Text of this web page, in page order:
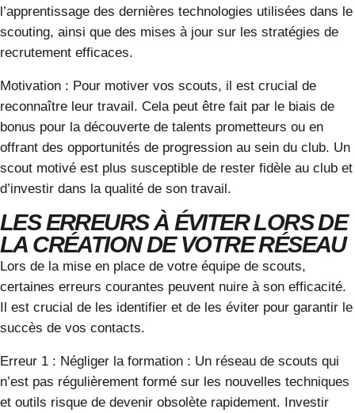
l’apprentissage des dernières technologies utilisées dans le
scouting, ainsi que des mises à jour sur les stratégies de
recrutement efficaces.
Motivation : Pour motiver vos scouts, il est crucial de
reconnaître leur travail. Cela peut être fait par le biais de
bonus pour la découverte de talents prometteurs ou en
offrant des opportunités de progression au sein du club. Un
scout motivé est plus susceptible de rester fidèle au club et
d’investir dans la qualité de son travail.
LES ERREURS À ÉVITER LORS DE
LA CRÉATION DE VOTRE RÉSEAU
Lors de la mise en place de votre équipe de scouts,
certaines erreurs courantes peuvent nuire à son efficacité.
Il est crucial de les identifier et de les éviter pour garantir le
succès de vos contacts.
Erreur 1 : Négliger la formation : Un réseau de scouts qui
n’est pas régulièrement formé sur les nouvelles techniques
et outils risque de devenir obsolète rapidement. Investir